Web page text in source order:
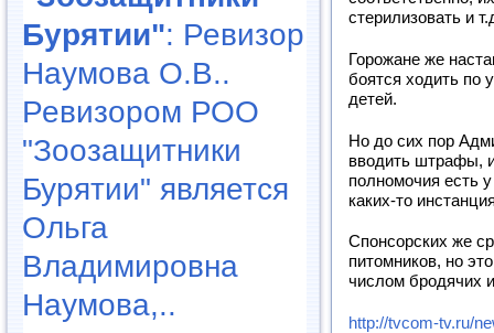
Бурятии": Ревизор
Наумова О.В..
Ревизором РОО
"Зоозащитники
Бурятии" является
Ольга
Владимировна
Наумова,..
стерилизовать и
Горожане же
боятся ходить по
детей.
Но до сих пор
вводить штрафы,
полномочия есть
каких-то
Спонсорских же
питомников, но
числом бродячих
http://tvcom-tv.ru/